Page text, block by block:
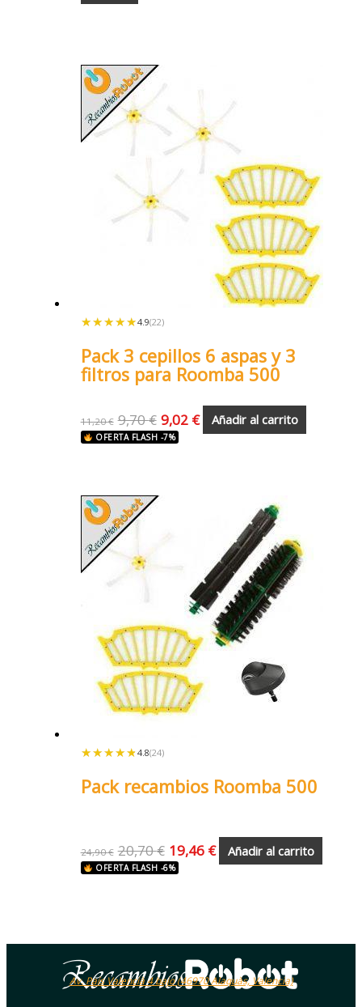
★★★★★
★★★★★4.9(22)
Pack 3 cepillos 6 aspas y 3
filtros para Roomba 500
11,20€ 9,70€ 9,02 €
OFERTA FLASH -7%
Añadir al carrito
★★★★★
★★★★★ 4.8(24)
Pack recambios Roomba 500
24,90€ 20,70€ 19,46 €
OFERTA FLASH -6%
Añadir al carrito
Av. País Valencià 4 bajo (46970 Alaquàs, Valencia)